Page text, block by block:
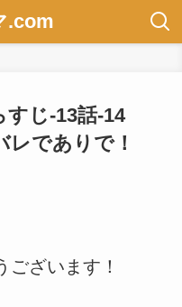
.com
すじ-13話-14
レでありで！
ございます！